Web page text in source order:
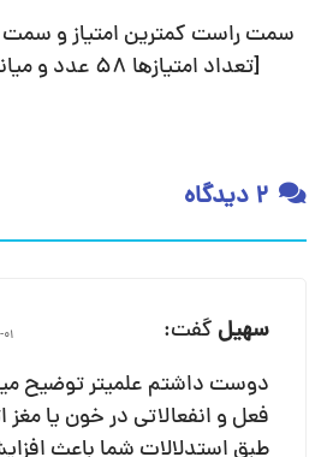
سمت راست کمترین امتیاز و سمت
[تعداد امتیازها 58 عدد و
2 دیدگاه
سهیل گفت: 1403-
دوست داشتم علمیتر توضیح
فعل و انفعالاتی در خون یا مغز